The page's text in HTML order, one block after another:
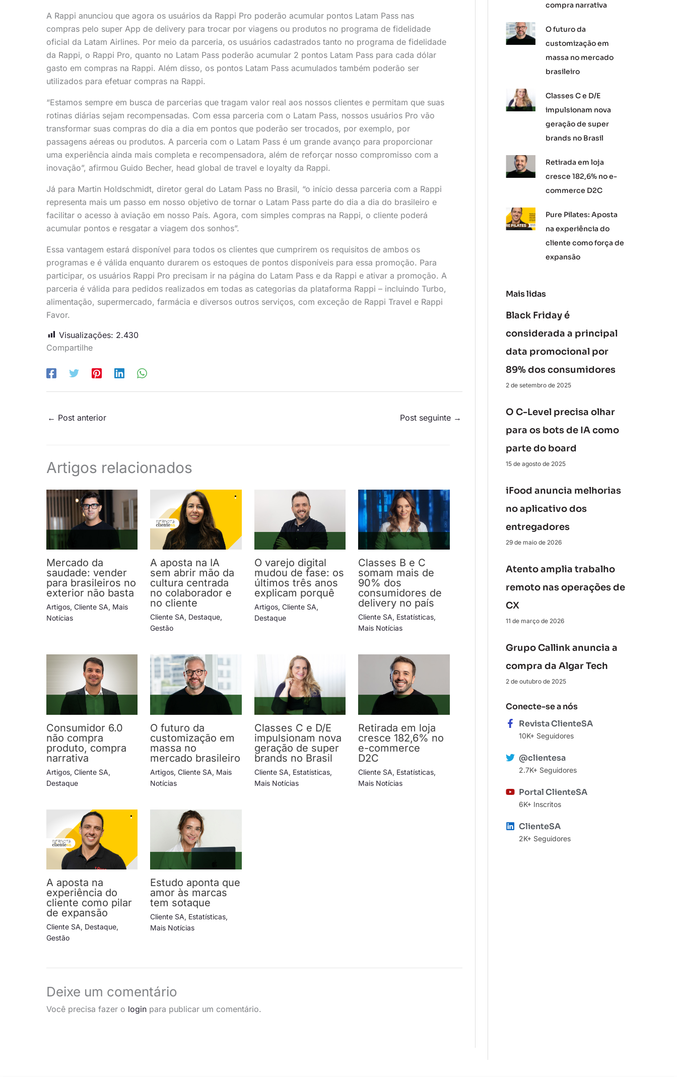
A Rappi anunciou que agora os usuários da Rappi Pro poderão acumular pontos Latam Pass nas
compras pelo super App de delivery para trocar por viagens ou produtos no programa de fidelidade
oficial da Latam Airlines. Por meio da parceria, os usuários cadastrados tanto no programa de fidelidade
da Rappi, o Rappi Pro, quanto no Latam Pass poderão acumular 2 pontos Latam Pass para cada dólar
gasto em compras na Rappi. Além disso, os pontos Latam Pass acumulados também poderão ser
utilizados para efetuar compras na Rappi.
“Estamos sempre em busca de parcerias que tragam valor real aos nossos clientes e permitam que suas
rotinas diárias sejam recompensadas. Com essa parceria com o Latam Pass, nossos usuários Pro vão
transformar suas compras do dia a dia em pontos que poderão ser trocados, por exemplo, por
passagens aéreas ou produtos. A parceria com o Latam Pass é um grande avanço para proporcionar
uma experiência ainda mais completa e recompensadora, além de reforçar nosso compromisso com a
inovação”, afirmou Guido Becher, head global de travel e loyalty da Rappi.
Já para Martin Holdschmidt, diretor geral do Latam Pass no Brasil, “o início dessa parceria com a Rappi
representa mais um passo em nosso objetivo de tornar o Latam Pass parte do dia a dia do brasileiro e
facilitar o acesso à aviação em nosso País. Agora, com simples compras na Rappi, o cliente poderá
acumular pontos e resgatar a viagem dos sonhos”.
Essa vantagem estará disponível para todos os clientes que cumprirem os requisitos de ambos os
programas e é válida enquanto durarem os estoques de pontos disponíveis para essa promoção. Para
participar, os usuários Rappi Pro precisam ir na página do Latam Pass e da Rappi e ativar a promoção. A
parceria é válida para pedidos realizados em todas as categorias da plataforma Rappi – incluindo Turbo,
alimentação, supermercado, farmácia e diversos outros serviços, com exceção de Rappi Travel e Rappi
Favor.
Visualizações: 2.430
Compartilhe
← Post anterior Post seguinte →
Artigos relacionados
Mercado da
saudade: vender
para brasileiros no
exterior não basta
Artigos, Cliente SA, Mais
Notícias
A aposta na IA
sem abrir mão da
cultura centrada
no colaborador e
no cliente
Cliente SA, Destaque,
Gestão
O varejo digital
mudou de fase: os
últimos três anos
explicam porquê
Artigos, Cliente SA,
Destaque
Classes B e C
somam mais de
90% dos
consumidores de
delivery no país
Cliente SA, Estatísticas,
Mais Notícias
Consumidor 6.0
não compra
produto, compra
narrativa
Artigos, Cliente SA,
Destaque
O futuro da
customização em
massa no
mercado brasileiro
Artigos,Cliente SA, Mais
Notícias
Classes C e D/E
impulsionam nova
geração de super
brands no Brasil
Cliente SA, Estatísticas,
Mais Notícias
Retirada em loja
cresce 182,6% no
e-commerce
D2C
Cliente SA, Estatísticas,
Mais Notícias
A aposta na
experiência do
cliente como pilar
de expansão
Cliente SA, Destaque,
Gestão
Estudo aponta que
amor às marcas
tem sotaque
Cliente SA, Estatísticas,
Mais Notícias
Deixe um comentário
Você precisa fazer o login para publicar um comentário.
compra narrativa
O futuro da
customização em
massa no mercado
brasileiro
Classes C e D/E
impulsionam nova
geração de super
brands no Brasil
Retirada em loja
cresce 182,6% no e-
commerce D2C
Pure Pilates: Aposta
na experiência do
cliente como força de
expansão
Mais lidas
Black Friday é
considerada a principal
data promocional por
89% dos consumidores
2 de setembro de 2025
O C-Level precisa olhar
para os bots de IA como
parte do board
15 de agosto de 2025
iFood anuncia melhorias
no aplicativo dos
entregadores
29 de maio de 2026
Atento amplia trabalho
remoto nas operações de
CX
11 de março de 2026
Grupo Callink anuncia a
compra da Algar Tech
2 de outubro de 2025
Conecte-se a nós
Revista ClienteSA
10K+ Seguidores
@clientesa
2.7K+ Seguidores
Portal ClienteSA
6K+ Inscritos
ClienteSA
2K+ Seguidores